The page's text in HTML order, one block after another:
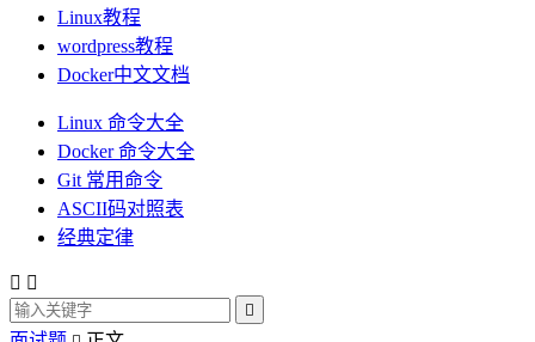
Linux教程
wordpress教程
Docker中文文档
Linux 命令大全
Docker 命令大全
Git 常用命令
ASCII码对照表
经典定律
 
